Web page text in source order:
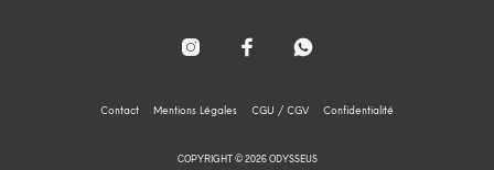
Contact Mentions Légales CGU / CGV Confidentialité
COPYRIGHT © 2026 ODYSSEUS